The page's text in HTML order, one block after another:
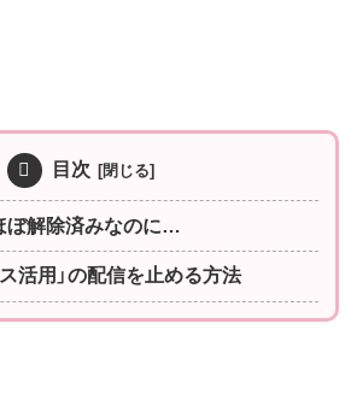
目次
ぼ解除済みなのに…
活用」の配信を止める方法